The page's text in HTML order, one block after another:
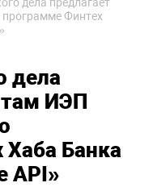
Финтех
дела
ИЭП
Банка
API»